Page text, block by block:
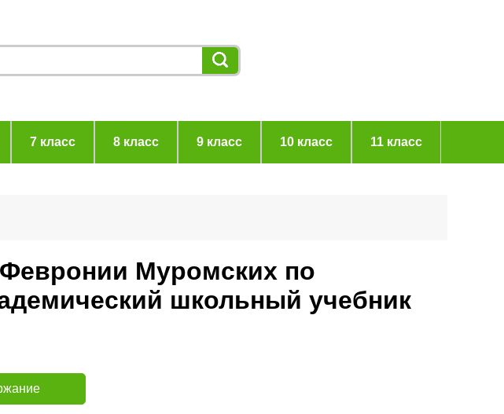
7 класс 8 класс 9 класс 10 класс 11 класс
Муромских по
школьный учебник